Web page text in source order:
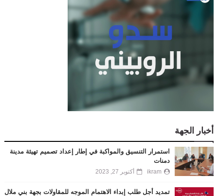
أخبار الجهة
استمرار التنسيق والمواكبة في إطار إعداد تصميم تهيئة مدينة
دمنات
ikram أكتوبر 27, 2023
تمديد أجل طلب إبداء الاهتمام الموجه للمقاولات بجهة بني ملال